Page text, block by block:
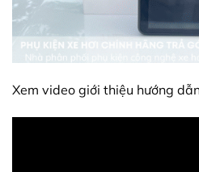
Xem video giới thiệu hướng